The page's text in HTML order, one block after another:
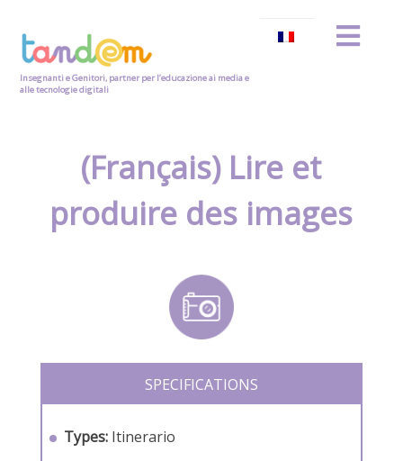
Insegnanti e Genitori, partner per l’educazione ai media e
alle tecnologie digitali
(Français) Lire et
produire des images
SPECIFICATIONS
Types: Itinerario